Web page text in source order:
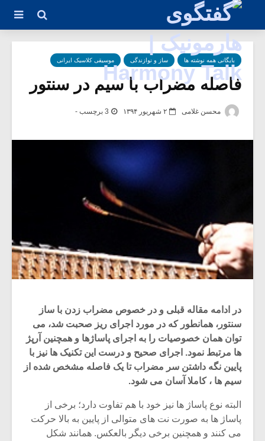
بایگانی همه نوشته ها ساز و نوازندگی موسیقی کلاسیک ایرانی
فاصله مضراب با سیم در سنتور
محسن غلامی ۲ شهریور ۱۳۹۴ 3 برچسب -
در ادامه مقاله قبلی و در خصوص مضراب زدن با ساز
سنتور، همانطور که در مورد اجرای ریز صحبت شد، می
توان همان خصوصیات را به اجرای پاساژها و همچنین آرپژ
ها مرتبط نمود. اجرای صحیح و درست این تکنیک ها نیز با
پایین نگه داشتن سر مضراب تا یک فاصله مشخص شده از
سیم ها ، کاملا آسان می شود.
البته نوع پاساژ ها نیز خود با هم تفاوت دارد؛ برخی از
پاساژ ها به صورت نت های متوالی از پایین به بالا حرکت
می کنند و همچنین برخی دیگر بالعکس. همانند شکل